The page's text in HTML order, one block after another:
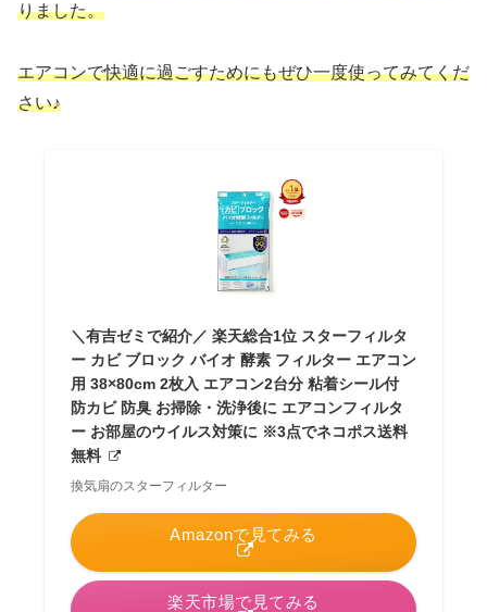
りました。
エアコンで快適に過ごすためにもぜひ一度使ってみてくだ
さい♪
＼有吉ゼミで紹介／ 楽天総合1位 スターフィルタ
ー カビ ブロック バイオ 酵素 フィルター エアコン
用 38×80cm 2枚入 エアコン2台分 粘着シール付
防カビ 防臭 お掃除・洗浄後に エアコンフィルタ
ー お部屋のウイルス対策に ※3点でネコポス送料
無料
換気扇のスターフィルター
Amazonで見てみる
楽天市場で見てみる